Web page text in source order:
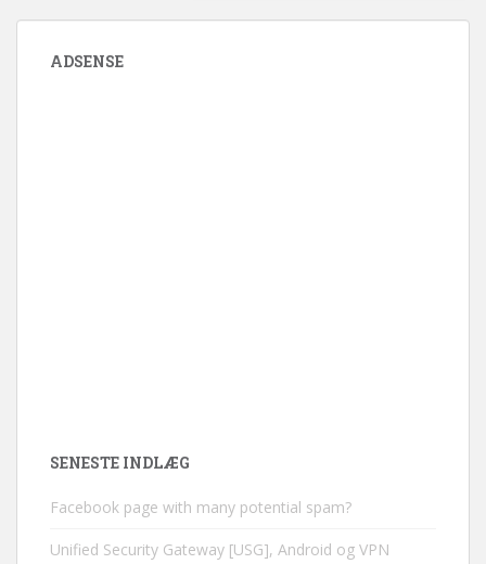
ADSENSE
SENESTE INDLÆG
Facebook page with many potential spam?
Unified Security Gateway [USG], Android og VPN